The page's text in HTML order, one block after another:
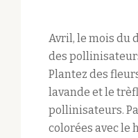
Avril, le mois du
des
Plantez des
lavande et le
pollinisateurs.
colorées avec le